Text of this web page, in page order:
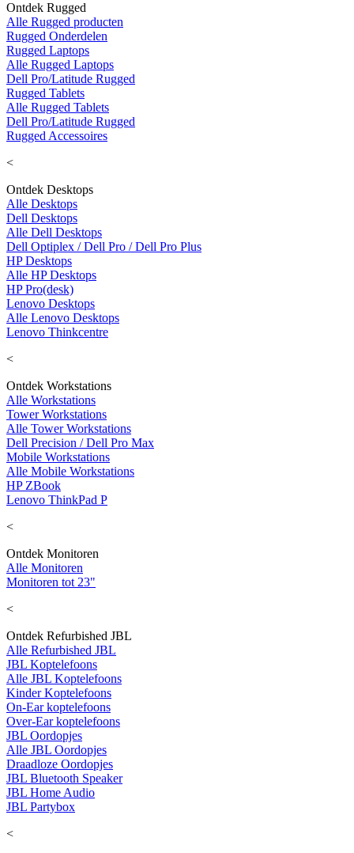
Ontdek Rugged
Alle Rugged producten
Rugged Onderdelen
Rugged Laptops
Alle Rugged Laptops
Dell Pro/Latitude Rugged
Rugged Tablets
Alle Rugged Tablets
Dell Pro/Latitude Rugged
Rugged Accessoires
<
Ontdek Desktops
Alle Desktops
Dell Desktops
Alle Dell Desktops
Dell Optiplex / Dell Pro / Dell Pro Plus
HP Desktops
Alle HP Desktops
HP Pro(desk)
Lenovo Desktops
Alle Lenovo Desktops
Lenovo Thinkcentre
<
Ontdek Workstations
Alle Workstations
Tower Workstations
Alle Tower Workstations
Dell Precision / Dell Pro Max
Mobile Workstations
Alle Mobile Workstations
HP ZBook
Lenovo ThinkPad P
<
Ontdek Monitoren
Alle Monitoren
Monitoren tot 23"
<
Ontdek Refurbished JBL
Alle Refurbished JBL
JBL Koptelefoons
Alle JBL Koptelefoons
Kinder Koptelefoons
On-Ear koptelefoons
Over-Ear koptelefoons
JBL Oordopjes
Alle JBL Oordopjes
Draadloze Oordopjes
JBL Bluetooth Speaker
JBL Home Audio
JBL Partybox
<